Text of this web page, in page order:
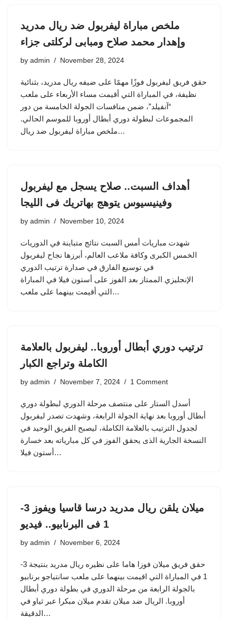
ملخص مباراة ليفربول ضد ريال مدريد
وإهدار محمد صلاح ومبابى لركلتى جزاء
by admin November 28, 2024
حقق فريق ليفربول فوزًا مهمًا على ضيفه ريال مدريد، بثنائية
نظيفة، في المباراة التي أقيمت مساء الأربعاء على ملعب
“آنفيلد”، ضمن منافسات الجولة الخامسة من دور
المجموعات لبطولة دوري أبطال أوروبا للموسم الحالي.
ملخص مباراة ليفربول ضد ريال…
أهداف السبت.. صلاح يسجل مع ليفربول
وفينيسيوس يتوهج بهاتريك فى الليجا
by admin November 10, 2024
شهدت مباريات أمس السبت نتائج متباينة في الدوريات
الخمس الكبرى وكافة ملاعب العالم، أبرزها نجاح ليفربول
في توسيع الفارق في صدارة ترتيب الدوري
الإنجليزي الممتاز بعد الفوز على أستون فيلا في المباراة
التي أقيمت بينهما على ملعب…
ترتيب دوري أبطال أوروبا.. ليفربول بالعلامة
الكاملة وتراجع الكبار
by admin November 7, 2024 1 Comment
أسدل الستار على منتصف مرحلة الدوري لبطولة دوري
أبطال أوروبا بعد نهاية الجولة الرابعة، وشهدت تصدر ليفربول
لجدول الترتيب بالعلامة الكاملة، ليصبح الفريق الوحيد في
النسخة الجارية الذى يحقق الفوز في كل مبارياته بعد خسارة
أستون فيلا…
ميلان يلقن ريال مدريد درسا قاسيا ويفوز 3-
1 فى البرنابيو.. فيديو
by admin November 6, 2024
حقق فريق ميلان فوزا هاما على نظيره ريال مدريد بنتيجة 3-
1 في المباراة التي اقيمت بينهما على ملعب سانتياجو برنابيو
بالجولة الرابعة من مرحلة الدوري في بطولة دوري أبطال
أوروبا. الريال ضد ميلان تقدم ميلان مبكرا عبر ثياو في
الدقيقة…